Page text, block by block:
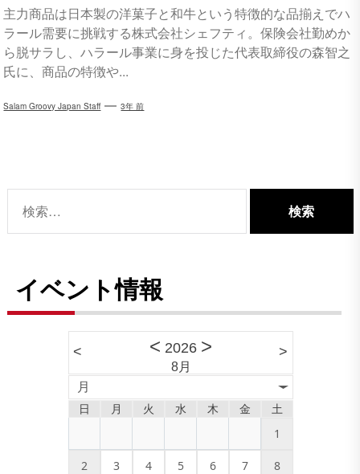
主力商品は日本製の洋菓子と和牛という特徴的な品揃えでハ
ラール需要に挑戦する株式会社シェフティ。保険会社勤めか
ら脱サラし、ハラール事業に身を投じた代表取締役の森智之
氏に、商品の特徴や...
Salam Groovy Japan Staff 3年 前
索:
イベント情報
< < 2026 >
8月
>
月
日 月 火 水 木 金 土
1
2 3 4 5 6 7 8